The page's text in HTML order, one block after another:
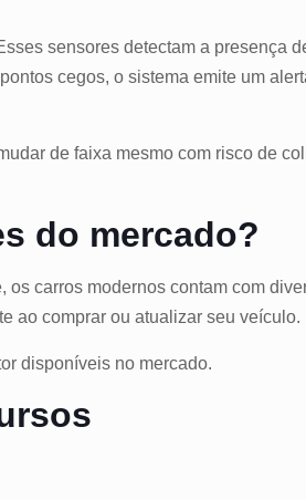
sensores detectam a presença
cegos, o sistema emite um
de faixa mesmo com risco de
do mercado?
carros modernos contam com
ao comprar ou atualizar seu veículo.
disponíveis no mercado.